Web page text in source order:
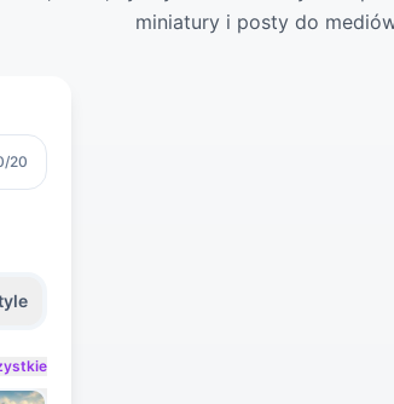
miniatury i posty do
20